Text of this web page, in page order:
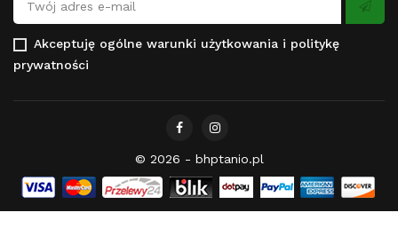
Akceptuję ogólne warunki użytkowania i politykę
prywatności
© 2026 - bhptanio.pl